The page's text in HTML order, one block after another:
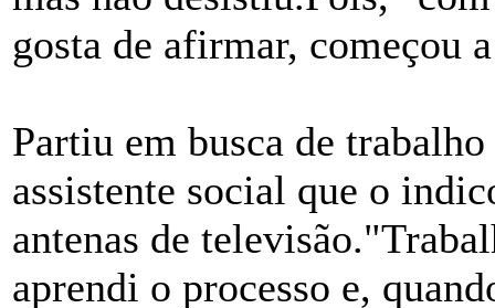
gosta de afirmar, começou
Partiu em busca de
assistente social que o
antenas de
aprendi o processo e,